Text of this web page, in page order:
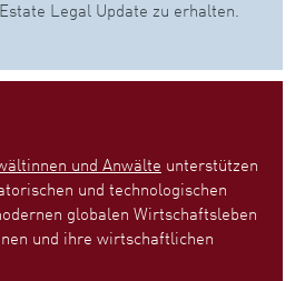
Legal Update zu erhalten.
und Anwälte unterstützen
und technologischen
globalen Wirtschaftsleben
und ihre wirtschaftlichen